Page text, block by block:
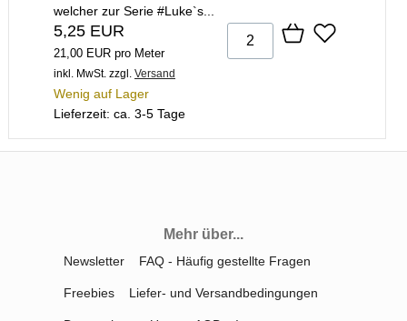
welcher zur Serie #Luke`s...
5,25 EUR
21,00 EUR pro Meter
inkl. MwSt. zzgl. Versand
Wenig auf Lager
Lieferzeit: ca. 3-5 Tage
Mehr über...
Newsletter FAQ - Häufig gestellte Fragen
Freebies Liefer- und Versandbedingungen